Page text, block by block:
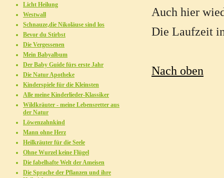
Auch hier
Die Laufzeit
Nach oben
Licht Heilung
Westwall
Schnauze,die Nikoläuse sind los
Bevor du Stirbst
Die Vergessenen
Mein Babyalbum
Der Baby Guide fürs erste Jahr
Die Natur Apotheke
Kinderspiele für die Kleinsten
Alle meine Kinderlieder-Klassiker
Wildkräuter - meine Lebensretter aus
der Natur
Löwenzahnkind
Mann ohne Herz
Heilkräuter für die Seele
Ohne Wurzel keine Flügel
Die fabelhafte Welt der Ameisen
Die Sprache der Pflanzen und ihre